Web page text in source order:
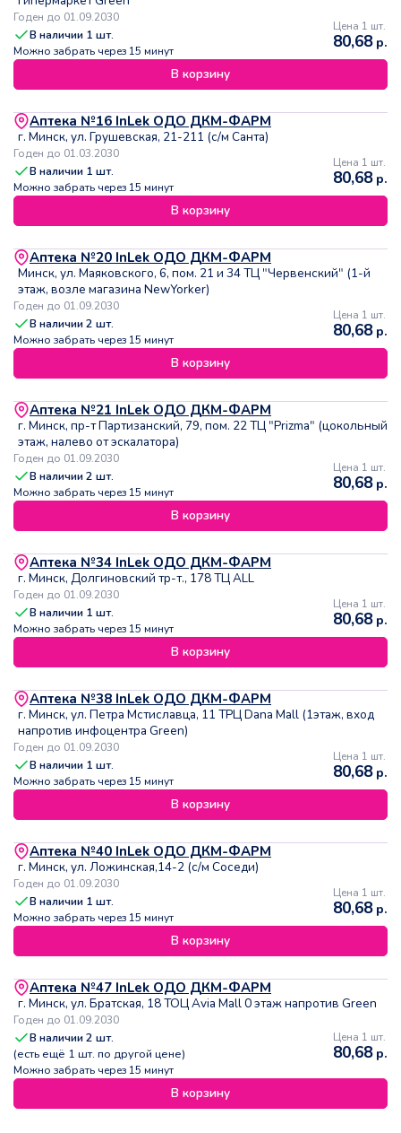
Годен до 01.09.2030
В наличии 1 шт.
Можно забрать через 15 минут
Цена 1 шт.
80,68р.
В корзину
Аптека №16 InLek ОДО ДКМ-ФАРМ
г. Минск, ул. Грушевская, 21-211 (с/м Санта)
Годен до 01.03.2030
В наличии 1 шт.
Можно забрать через 15 минут
Цена 1 шт.
80,68р.
В корзину
Аптека №20 InLek ОДО ДКМ-ФАРМ
Минск, ул. Маяковского, 6, пом. 21 и 34 ТЦ "Червенский" (1-й
этаж, возле магазина NewYorker)
Годен до 01.09.2030
В наличии2 шт.
Можно забрать через 15 минут
Цена 1 шт.
80,68р.
В корзину
Аптека №21 InLek ОДО ДКМ-ФАРМ
г. Минск, пр-т Партизанский, 79, пом. 22 ТЦ "Prizma" (цокольный
этаж, налево от эскалатора)
Годен до 01.09.2030
В наличии2 шт.
Можно забрать через 15 минут
Цена 1 шт.
80,68р.
В корзину
Аптека №34 InLek ОДО ДКМ-ФАРМ
г. Минск, Долгиновский тр-т., 178 ТЦ ALL
Годен до 01.09.2030
В наличии 1 шт.
Можно забрать через 15 минут
Цена 1 шт.
80,68р.
В корзину
Аптека №38 InLek ОДО ДКМ-ФАРМ
г. Минск, ул. Петра Мстиславца, 11 ТРЦ Dana Mall (1этаж, вход
напротив инфоцентра Green)
Годен до 01.09.2030
В наличии 1 шт.
Можно забрать через 15 минут
Цена 1 шт.
80,68р.
В корзину
Аптека №40 InLek ОДО ДКМ-ФАРМ
г. Минск, ул. Ложинская,14-2 (с/м Соседи)
Годен до 01.09.2030
В наличии 1 шт.
Можно забрать через 15 минут
Цена 1 шт.
80,68р.
В корзину
Аптека №47 InLek ОДО ДКМ-ФАРМ
г. Минск, ул. Братская, 18 ТОЦ Avia Mall 0 этаж напротив Green
Годен до 01.09.2030
В наличии2 шт.
(есть ещё 1 шт. по другой цене)
Можно забрать через 15 минут
Цена 1 шт.
80,68р.
В корзину